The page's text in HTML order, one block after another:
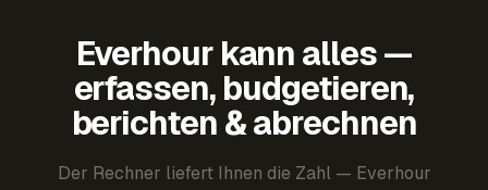
Everhour kann alles —
erfassen, budgetieren,
berichten & abrechnen
Der Rechner liefert Ihnen die Zahl — Everhour